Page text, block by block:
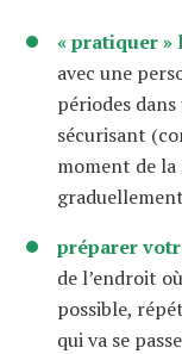
« pratiquer »
avec une
périodes
sécurisant
moment de
préparer
de l’endroit
possible,
qui va se